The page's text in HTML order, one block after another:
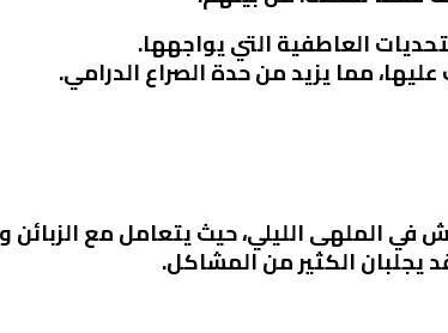
العاطفية التي يواجهها.
مما يزيد من حدة الصراع الدرامي.
في الملهى الليلي، حيث يتعامل مع
يجلبان الكثير من المشاكل.